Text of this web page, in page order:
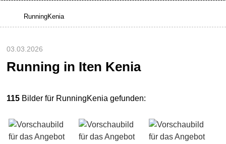
03.03.2026
Running in Iten Kenia
115 Bilder für RunningKenia gefunden: